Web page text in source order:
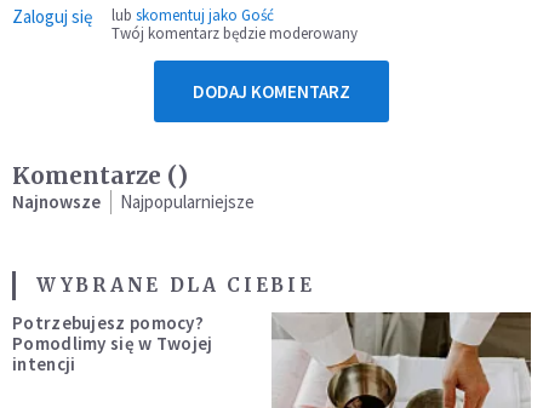
Zaloguj się lub skomentuj jako Gość
Twój komentarz będzie moderowany
DODAJ KOMENTARZ
Komentarze ()
Najnowsze Najpopularniejsze
WYBRANE DLA CIEBIE
Potrzebujesz pomocy?
Pomodlimy się w Twojej
intencji